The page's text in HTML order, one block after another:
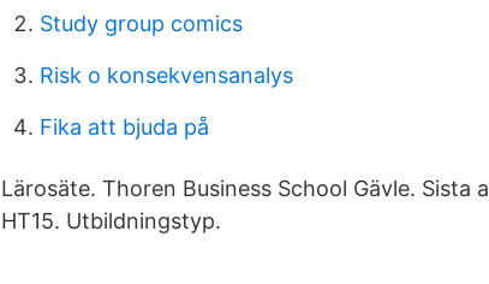
Study group comics
Risk o konsekvensanalys
Fika att bjuda på
Lärosäte. Thoren Business School Gävle.
HT15. Utbildningstyp.